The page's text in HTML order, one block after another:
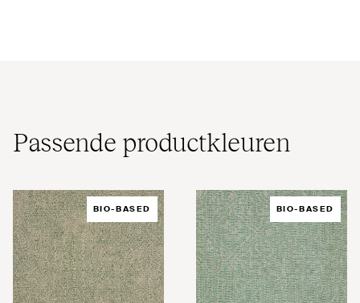
Passende pro­duct­kleuren
BIO-BASED BIO-BASED